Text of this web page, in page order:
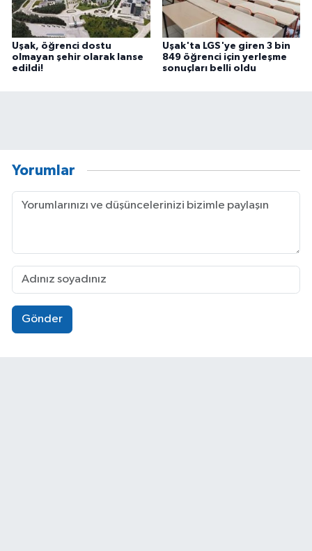
Uşak, öğrenci dostu
olmayan şehir olarak lanse
edildi!
Uşak'ta LGS'ye giren 3 bin
849 öğrenci için yerleşme
sonuçları belli oldu
Yorumlar
Gönder